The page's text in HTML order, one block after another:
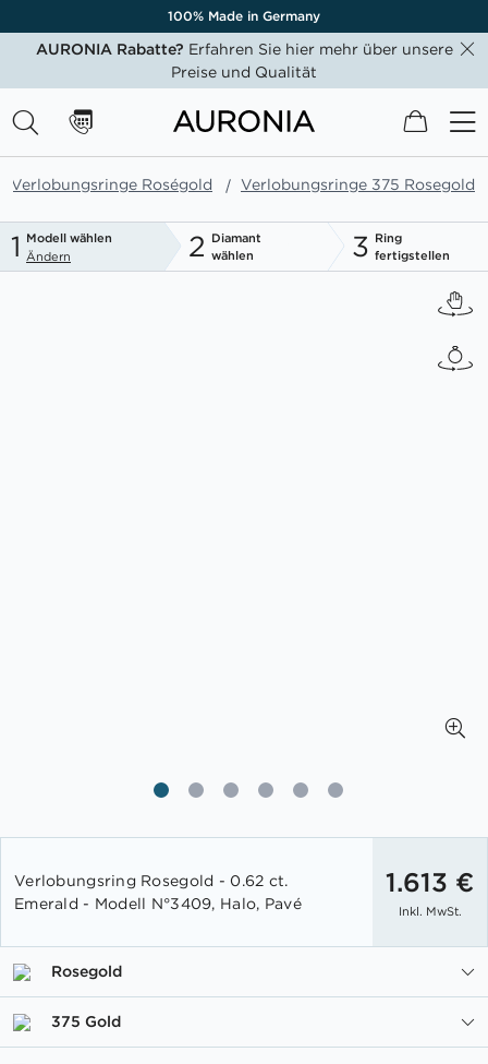
100% Made in Germany
AURONIA Rabatte? Erfahren Sie hier mehr über unsere
Preise und Qualität
Mein
Verlobungsringe Roségold Verlobungsringe 375 Rosegold
1 Modell wählen
Ändern
2 Diamant
wählen
3 Ring
fertigstellen
Anfang
der
Bildgalerie
Verlobungsring Rosegold - 0.62 ct.
Emerald - Modell N°3409, Halo, Pavé
1.613 €
Inkl. MwSt.
Rosegold
375 Gold